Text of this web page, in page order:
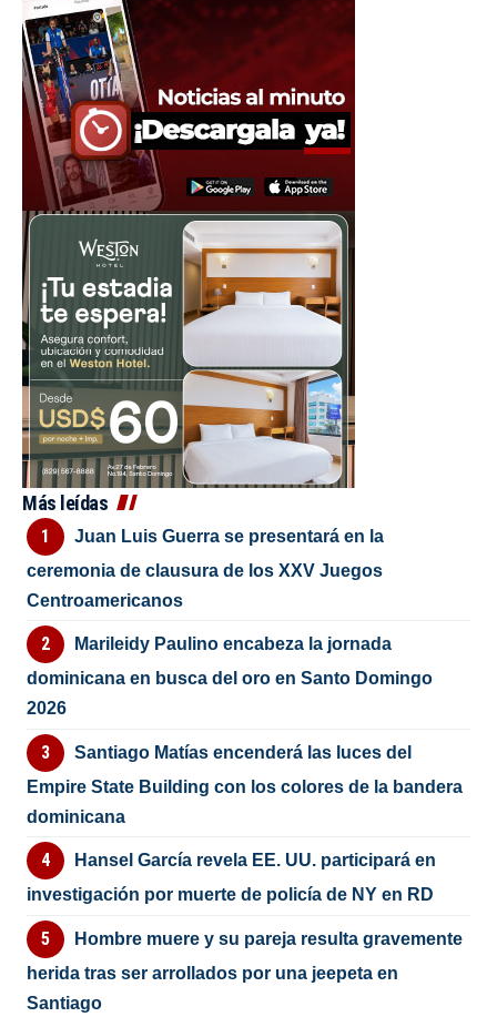
Más leídas
Juan Luis Guerra se presentará en la
ceremonia de clausura de los XXV Juegos
Centroamericanos
Marileidy Paulino encabeza la jornada
dominicana en busca del oro en Santo Domingo
2026
Santiago Matías encenderá las luces del
Empire State Building con los colores de la bandera
dominicana
Hansel García revela EE. UU. participará en
investigación por muerte de policía de NY en RD
Hombre muere y su pareja resulta gravemente
herida tras ser arrollados por una jeepeta en
Santiago